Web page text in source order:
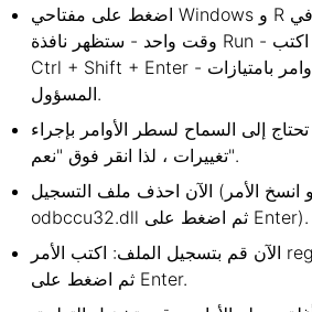
اضغط على مفتاحي Windows و R على لوحة المفاتيح في
وقت واحد - ستظهر نافذة Run - اكتب cmd - اضغط على
Ctrl + Shift + Enter - سيظهر أمامك سطر أوامر بامتيازات
المسؤول.
إلى السماح لسطر الأوامر بإجراء
تغييرات ، لذا انقر فوق "نعم".
الآن احذف ملف التسجيل (اكتب أو انسخ الأمر regsvr32 / u
odbccu32.dll ثم اضغط على Enter).
الآن قم بتسجيل الملف: اكتب الأمر regsvr32 odbccu32.dll
ثم اضغط على Enter.